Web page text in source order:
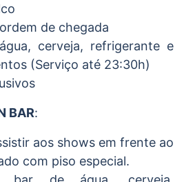
de chegada
cerveja, refrigerante e
(Serviço até 23:30h)
BAR:
aos shows em frente ao
com piso especial.